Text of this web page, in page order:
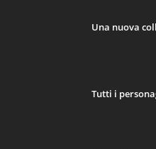
Una nuova
Tutti i